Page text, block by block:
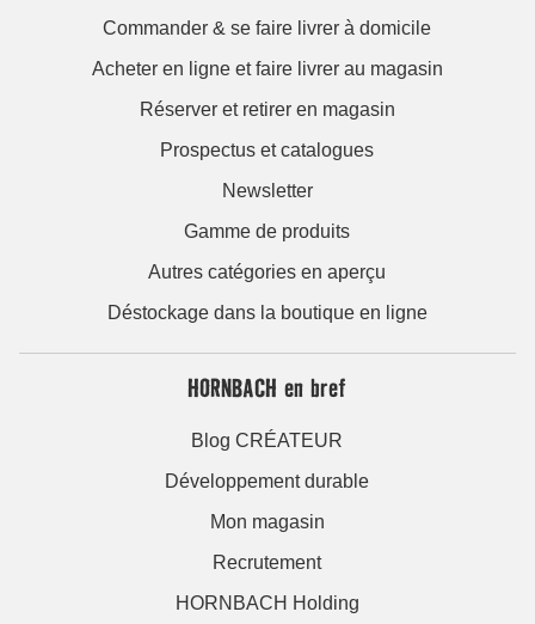
Commander & se faire livrer à domicile
Acheter en ligne et faire livrer au magasin
Réserver et retirer en magasin
Prospectus et catalogues
Newsletter
Gamme de produits
Autres catégories en aperçu
Déstockage dans la boutique en ligne
HORNBACH en bref
Blog CRÉATEUR
Développement durable
Mon magasin
Recrutement
HORNBACH Holding